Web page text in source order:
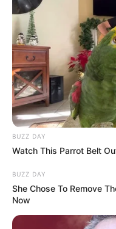
BUZZ DAY
Watch This Parrot Belt
BUZZ DAY
She Chose To Remove
Now